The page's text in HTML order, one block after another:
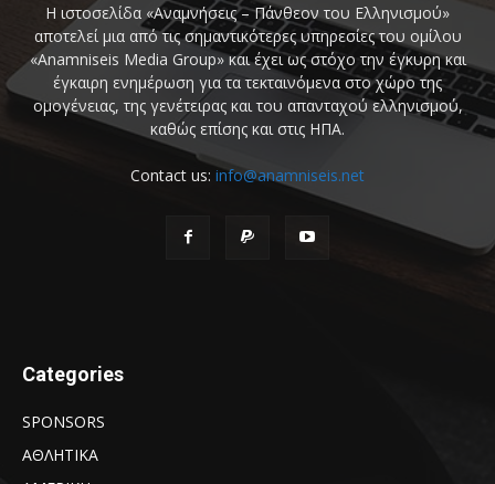
Η ιστοσελίδα «Αναμνήσεις – Πάνθεον του Ελληνισμού»
αποτελεί μια από τις σημαντικότερες υπηρεσίες του ομίλου
«Anamniseis Media Group» και έχει ως στόχο την έγκυρη και
έγκαιρη ενημέρωση για τα τεκταινόμενα στο χώρο της
ομογένειας, της γενέτειρας και του απανταχού ελληνισμού,
καθώς επίσης και στις ΗΠΑ.
Contact us: info@anamniseis.net
Categories
SPONSORS
ΑΘΛΗΤΙΚΑ